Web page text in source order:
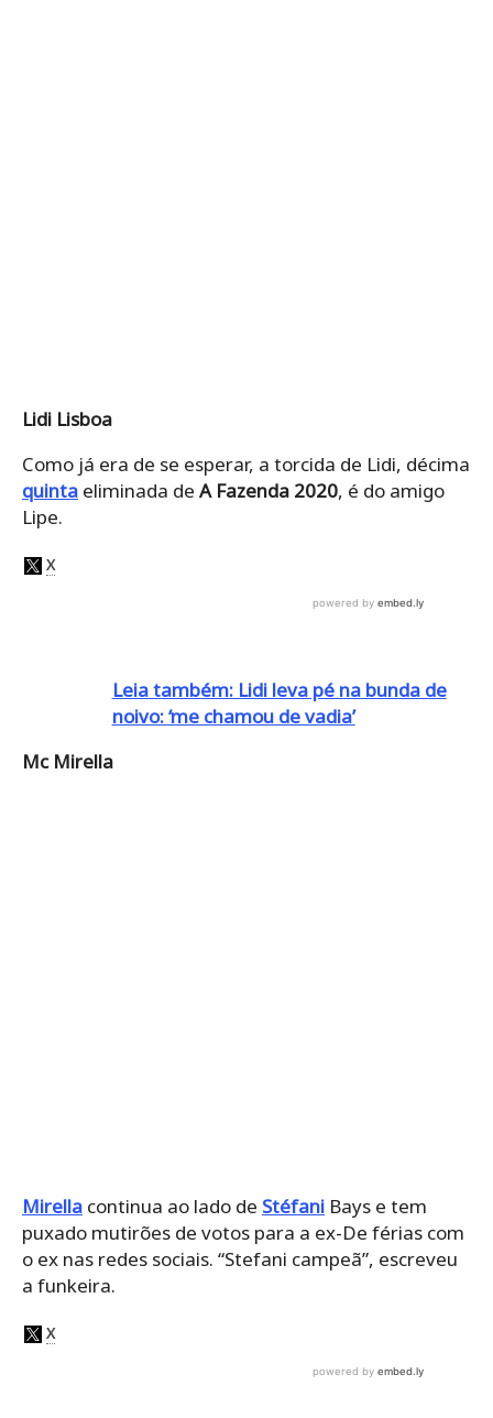
Lidi Lisboa
Como já era de se esperar, a torcida de Lidi, décima
quinta eliminada de A Fazenda 2020, é do amigo
Lipe.
Leia também: Lidi leva pé na bunda de
noivo: ‘me chamou de vadia’
Mc Mirella
Mirella continua ao lado de Stéfani Bays e tem
puxado mutirões de votos para a ex-De férias com
o ex nas redes sociais. “Stefani campeã”, escreveu
a funkeira.